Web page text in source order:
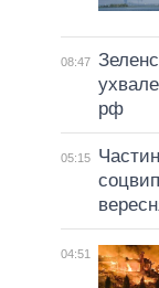
08:47
рф
05:15
04:51